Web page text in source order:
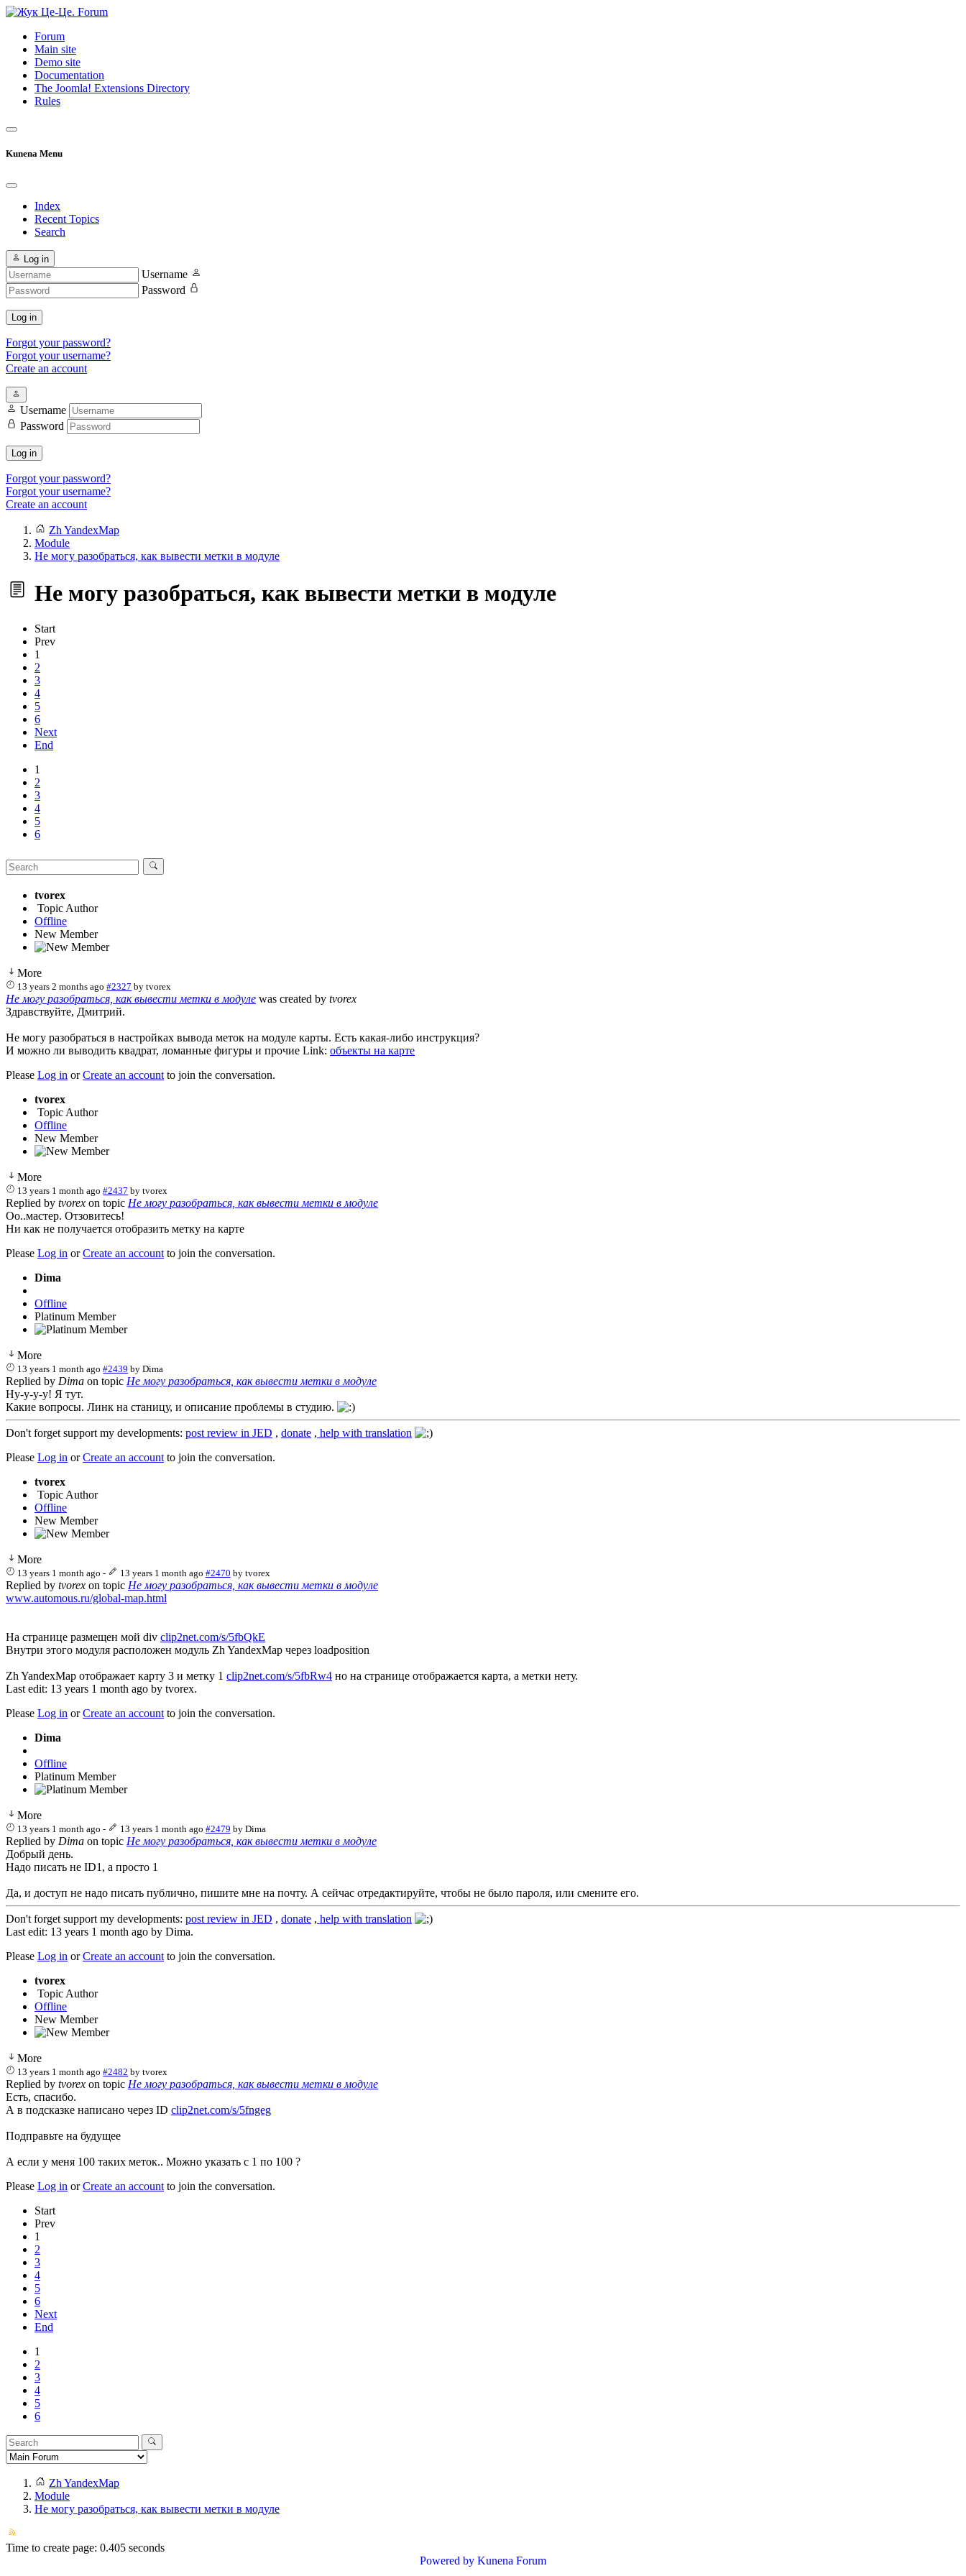
Forum
Main site
Demo site
Documentation
The Joomla! Extensions Directory
Rules
Kunena Menu
Index
Recent Topics
Search
Log in
Username
Password
Log in
Forgot your password?
Forgot your username?
Create an account
Username
Password
Log in
Forgot your password?
Forgot your username?
Create an account
Zh YandexMap
Module
Не могу разобраться, как вывести метки в модуле
Не могу разобраться, как вывести метки в модуле
Start
Prev
1
2
3
4
5
6
Next
End
1
2
3
4
5
6
tvorex
Topic Author
Offline
New Member
More
13 years 2 months ago #2327 bytvorex
Не могу разобраться, как вывести метки в модуле was created by tvorex
Здравствуйте, Дмитрий.
Не могу разобраться в настройках вывода меток на модуле карты. Есть какая-либо инструкция?
И можно ли выводить квадрат, ломанные фигуры и прочие Link: объекты на карте
Please Log in orCreate an account to join the conversation.
tvorex
Topic Author
Offline
New Member
More
13 years 1 month ago #2437 bytvorex
Replied by tvorex on topic Не могу разобраться, как вывести метки в модуле
Оо..мастер. Отзовитесь!
Ни как не получается отобразить метку на карте
Please Log in orCreate an account to join the conversation.
Dima
Offline
Platinum Member
More
13 years 1 month ago #2439 byDima
Replied by Dima on topic Не могу разобраться, как вывести метки в модуле
Ну-у-у-у! Я тут.
Какие вопросы. Линк на станицу, и описание проблемы в студию.
Don't forget support my developments: post review in JED , donate , help with translation
Please Log in orCreate an account to join the conversation.
tvorex
Topic Author
Offline
New Member
More
13 years 1 month ago - 13 years 1 month ago #2470 by tvorex
Replied by tvorex on topic Не могу разобраться, как вывести метки в модуле
www.automous.ru/global-map.html
На странице размещен мой div clip2net.com/s/5fbQkE
Внутри этого модуля расположен модуль Zh YandexMap через loadposition
Zh YandexMap отображает карту 3 и метку 1 clip2net.com/s/5fbRw4 но на странице отображается карта, а метки нету.
Last edit: 13 years 1 month ago by tvorex.
Please Log in orCreate an account to join the conversation.
Dima
Offline
Platinum Member
More
13 years 1 month ago - 13 years 1 month ago #2479 by Dima
Replied by Dima on topic Не могу разобраться, как вывести метки в модуле
Добрый день.
Надо писать не ID1, а просто 1
Да, и доступ не надо писать публично, пишите мне на почту. А сейчас отредактируйте, чтобы не было пароля, или смените его.
Don't forget support my developments: post review in JED , donate , help with translation
Last edit: 13 years 1 month ago by Dima.
Please Log in orCreate an account to join the conversation.
tvorex
Topic Author
Offline
New Member
More
13 years 1 month ago #2482 bytvorex
Replied by tvorex on topic Не могу разобраться, как вывести метки в модуле
Есть, спасибо.
А в подсказке написано через ID clip2net.com/s/5fngeg
Подправьте на будущее
А если у меня 100 таких меток.. Можно указать с 1 по 100 ?
Please Log in orCreate an account to join the conversation.
Start
Prev
1
2
3
4
5
6
Next
End
1
2
3
4
5
6
Zh YandexMap
Module
Не могу разобраться, как вывести метки в модуле
Time to create page: 0.405 seconds
Powered by Kunena Forum